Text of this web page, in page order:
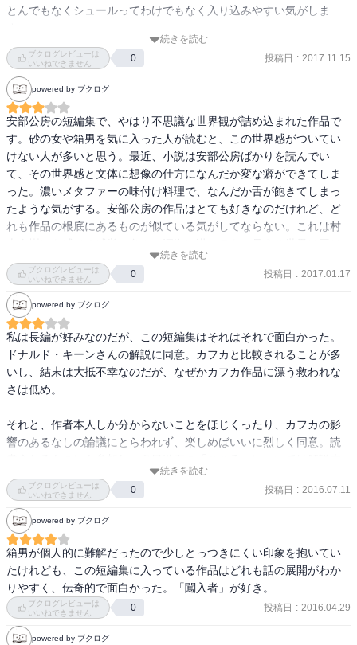
とんでもなくシュールってわけでもなく入り込みやすい気がしま
後味は全体的に良くはないですね。ハッピーエンドではない…。
『デンドロカカリヤ』が一番好きで、『手』『闖入者』あたりも好
きです。
これを機に安部公房作品もっと読んでいきたいなぁ。
続きを読む
ブクログレビューは
いいねできません
0 投稿日 : 2017.11.15
powered by ブクログ
安部公房の短編集で、やはり不思議な世界観が詰め込まれた作品で
す。砂の女や箱男を気に入った人が読むと、この世界感がついてい
けない人が多いと思う。最近、小説は安部公房ばかりを読んでい
て、その世界感と文体に想像の仕方になんだか変な癖ができてしま
った。濃いメタファーの味付け料理で、なんだか舌が飽きてしまっ
たような気がする。安部公房の作品はとても好きなのだけれど、ど
れも作品の根底にあるものが似ている気がしてならない。これは村
というか。
続きを読む
ブクログレビューは
いいねできません
0 投稿日 : 2017.01.17
powered by ブクログ
私は長編が好みなのだが、この短編集はそれはそれで面白かった。
ドナルド・キーンさんの解説に同意。カフカと比較されることが多
いし、結末は大抵不幸なのだが、なぜかカフカ作品に漂う救われな
さは低め。
それと、作者本人しか分からないことをほじくったり、カフカの影
響のあるなしの論議にとらわれず、楽しめばいいに烈しく同意。読
なるものを読んでしまったが、その経験を経て、あまり重要ではな
いと思った。
夢十夜もゆりがなにを意味するかを考えるより、私はその幻想的な
光景を頭に描き出す方が好きだ。
でも、この短編集は人間誰でもが持つ性情を大げさに描き出すとど
の性質も怖いなぁという感想。
「手」伝書鳩とその飼い主の輪廻転生の関係を描いた作品。なんだ
続きを読む
ブクログレビューは
いいねできません
0 投稿日 : 2016.07.11
powered by ブクログ
箱男が個人的に難解だったので少しとっつきにくい印象を抱いてい
たけれども、この短編集に入っている作品はどれも話の展開がわか
りやすく、伝奇的で面白かった。「闖入者」が好き。
ブクログレビューは
いいねできません
0 投稿日 : 2016.04.29
powered by ブクログ